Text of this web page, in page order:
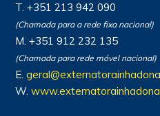
T. +351 213 942 090
(Chamada para a rede fixa nacional)
M. +351 912 232 135
(Chamada para rede móvel nacional)
E.
W.